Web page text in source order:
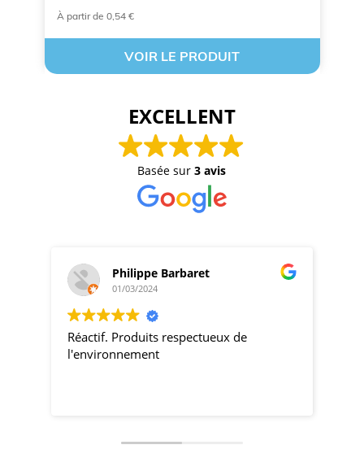
À partir de 0,54 €
VOIR LE PRODUIT
EXCELLENT
Basée sur3 avis
Philippe Barbaret
01/03/2024
Réactif. Produits respectueux de
l'environnement